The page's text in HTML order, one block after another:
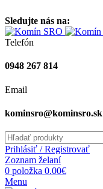
Sledujte nás na:
Telefón
0948 267 814
Email
kominsro@kominsro.sk
Prihlásiť / Registrovať
Zoznam želaní
0 položka 0.00€
Menu